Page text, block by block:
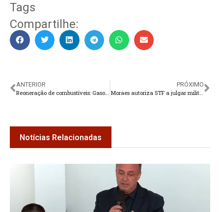
Tags
Compartilhe:
ANTERIOR
PRÓXIMO
Notícias Relacionadas